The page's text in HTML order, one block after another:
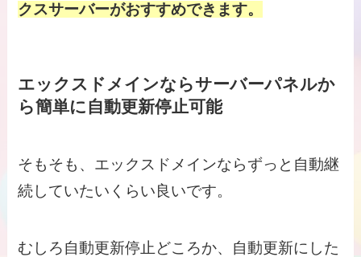
クスサーバーがおすすめできます。
エックスドメインならサーバーパネルか
ら簡単に自動更新停止可能
そもそも、エックスドメインならずっと自動継
続していたいくらい良いです。
むしろ自動更新停止どころか、自動更新にした